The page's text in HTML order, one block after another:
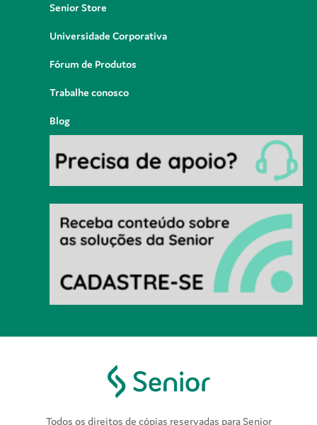
Senior Store
Universidade Corporativa
Fórum de Produtos
Trabalhe conosco
Blog
Todos os direitos de cópias reservadas para Senior